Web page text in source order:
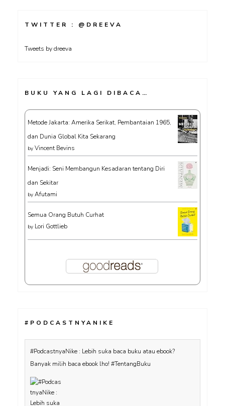
TWITTER : @DREEVA
Tweets by dreeva
BUKU YANG LAGI DIBACA…
Metode Jakarta: Amerika Serikat, Pembantaian 1965,
dan Dunia Global Kita Sekarang
by Vincent Bevins
Menjadi: Seni Membangun Kesadaran tentang Diri
dan Sekitar
by Afutami
Semua Orang Butuh Curhat
by Lori Gottlieb
#PODCASTNYANIKE
#PodcastnyaNike : Lebih suka baca buku atau ebook?
Banyak milih baca ebook lho! #TentangBuku